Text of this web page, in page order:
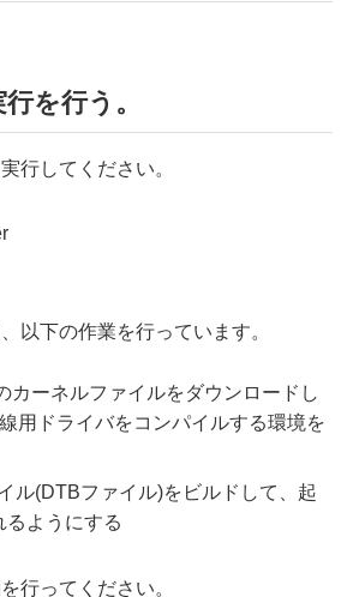
を行う。
行してください。
以下の作業を行っています。
カーネルファイルをダウンロードし
用ドライバをコンパイルする環境を
ル(DTBファイル)をビルドして、起
るようにする
行ってください。